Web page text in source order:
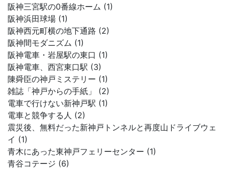
阪神三宮駅の0番線ホーム (1)
阪神浜田球場 (1)
阪神西元町横の地下通路 (2)
阪神間モダニズム (1)
阪神電車・岩屋駅の東口 (1)
阪神電車、西宮東口駅 (3)
陳舜臣の神戸ミステリー (1)
雑誌「神戸からの手紙」 (2)
電車で行けない新神戸駅 (1)
電車と競争する人 (2)
震災後、無料だった新神戸トンネルと再度山ドライブウェ
イ (1)
青木にあった東神戸フェリーセンター (1)
青谷コテージ (6)